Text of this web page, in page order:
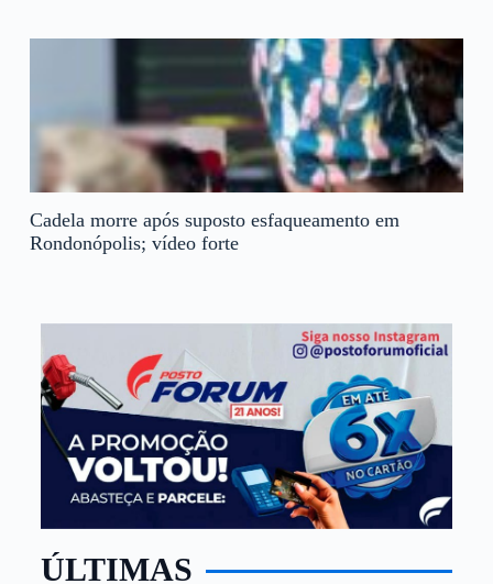
Cadela morre após suposto esfaqueamento em
Rondonópolis; vídeo forte
ÚLTIMAS